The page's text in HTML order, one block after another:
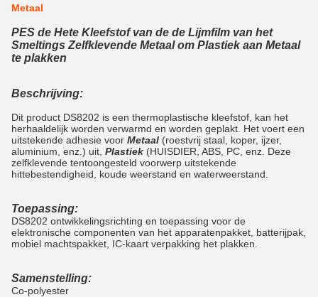
Metaal
PES de Hete Kleefstof van de de Lijmfilm van het
Smeltings Zelfklevende Metaal om Plastiek aan Metaal
te plakken
Beschrijving:
Dit product DS8202 is een thermoplastische kleefstof, kan het
herhaaldelijk worden verwarmd en worden geplakt. Het voert een
uitstekende adhesie voor Metaal (roestvrij staal, koper, ijzer,
aluminium, enz.) uit, Plastiek (HUISDIER, ABS, PC, enz. Deze
zelfklevende tentoongesteld voorwerp uitstekende
hittebestendigheid, koude weerstand en waterweerstand.
Toepassing:
DS8202 ontwikkelingsrichting en toepassing voor de
elektronische componenten van het apparatenpakket, batterijpak,
mobiel machtspakket, IC-kaart verpakking het plakken.
Samenstelling:
Co-polyester